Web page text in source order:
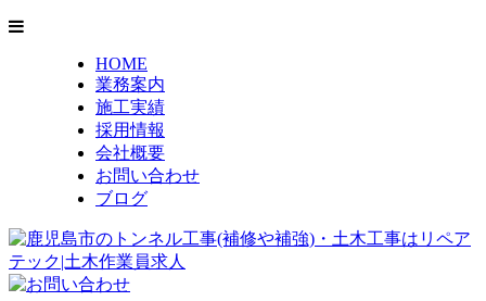
HOME
業務案内
施工実績
採用情報
会社概要
お問い合わせ
ブログ